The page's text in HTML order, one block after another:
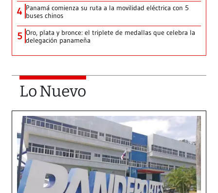
4 Panamá comienza su ruta a la movilidad eléctrica con 5
buses chinos
5 Oro, plata y bronce: el triplete de medallas que celebra la
delegación panameña
Lo Nuevo